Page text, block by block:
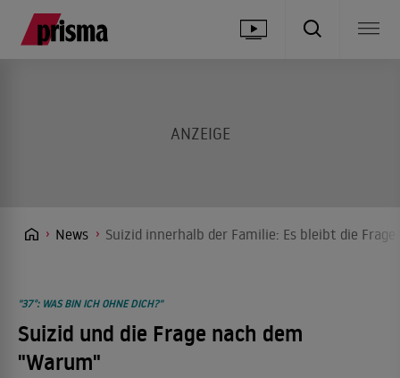
News Suizid innerhalb der Familie: Es bleibt die
"37°: WAS BIN ICH OHNE DICH?"
Suizid und die Frage nach dem
"Warum"